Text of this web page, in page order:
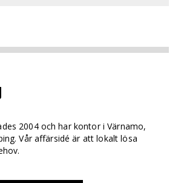
2004 och har kontor i Värnamo,
Vår affärsidé är att lokalt lösa